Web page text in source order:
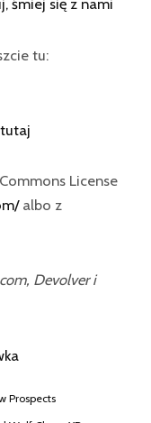
śmiej się z nami
tu:
tutaj
License
albo z
Devolver i
Prospects